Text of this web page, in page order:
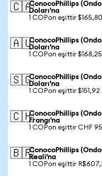
🇨🇦ConocoPhillips
Doları'na
1 COPon eşittir $165,80
🇦🇺ConocoPhillips
Doları'na
1 COPon eşittir $168,25
🇸🇬ConocoPhillips
Doları'na
1 COPon eşittir $151,92
🇨🇭ConocoPhillips
Frangı'na
1 COPon eşittir CHF
🇧🇷ConocoPhillips
Reali'na
1 COPon eşittir